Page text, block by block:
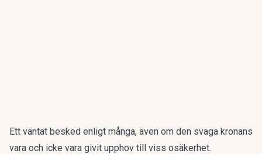
Ett väntat besked enligt många, även om den svaga kronans
vara och icke vara givit upphov till viss osäkerhet.